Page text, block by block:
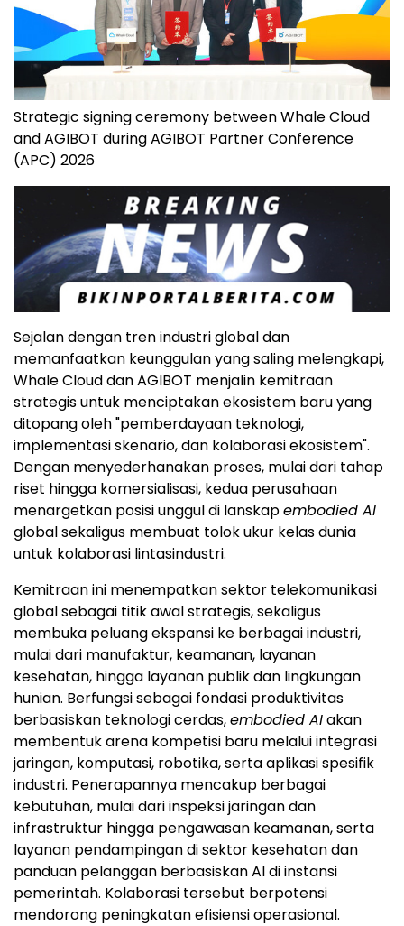
Strategic signing ceremony between Whale Cloud
and AGIBOT during AGIBOT Partner Conference
(APC) 2026
Sejalan dengan tren industri global dan
memanfaatkan keunggulan yang saling melengkapi,
Whale Cloud dan AGIBOT menjalin kemitraan
strategis untuk menciptakan ekosistem baru yang
ditopang oleh "pemberdayaan teknologi,
implementasi skenario, dan kolaborasi ekosistem".
Dengan menyederhanakan proses, mulai dari tahap
riset hingga komersialisasi, kedua perusahaan
menargetkan posisi unggul di lanskapembodied AI
global sekaligus membuat tolok ukur kelas dunia
untuk kolaborasi lintasindustri.
Kemitraan ini menempatkan sektor telekomunikasi
global sebagai titik awal strategis, sekaligus
membuka peluang ekspansi ke berbagai industri,
mulai dari manufaktur, keamanan, layanan
kesehatan, hingga layanan publik dan lingkungan
hunian. Berfungsi sebagai fondasi produktivitas
berbasiskan teknologi cerdas,embodied AIakan
membentuk arena kompetisi baru melalui integrasi
jaringan, komputasi, robotika, serta aplikasi spesifik
industri. Penerapannya mencakup berbagai
kebutuhan, mulai dari inspeksi jaringan dan
infrastruktur hingga pengawasan keamanan, serta
layanan pendampingan di sektor kesehatan dan
panduan pelanggan berbasiskan AI di instansi
pemerintah. Kolaborasi tersebut berpotensi
mendorong peningkatan efisiensi operasional.